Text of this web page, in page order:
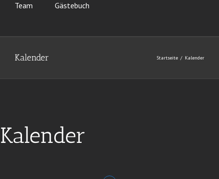
Team Gästebuch
Kalender Startseite Kalender
Kalender